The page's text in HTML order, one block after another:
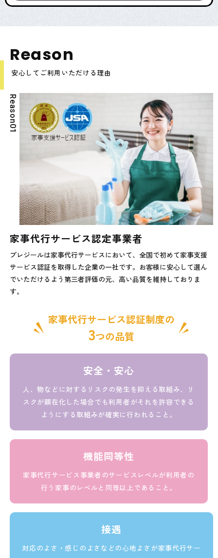
Reason
安心してご利用いただける理由
R
e
a
s
o
n
0
1
家事代行サービス認定事業者
プレジールは家事代行サービスにおいて、全国で初めて家事支援
サービス認証を取得した企業の一社です。お客様に安心して選ん
でいただけるよう第三者評価の元、高い品質を維持しておりま
す。
家事代行サービス認証制度の
3つの品質
安全・安心
人、物などに対するリスクの発生を抑える取組み、リ
スクが顕在化した場合でも利用者がそれを許容できる
ようにする取組みが確実に行われること。
機能同等性
家事代行サービス事業者のサービスレベルが利用者の
行う家事のレベルと同等以上であること。
接遇
対応のよさ・感じのよさなどの心地よさが家事代行サー